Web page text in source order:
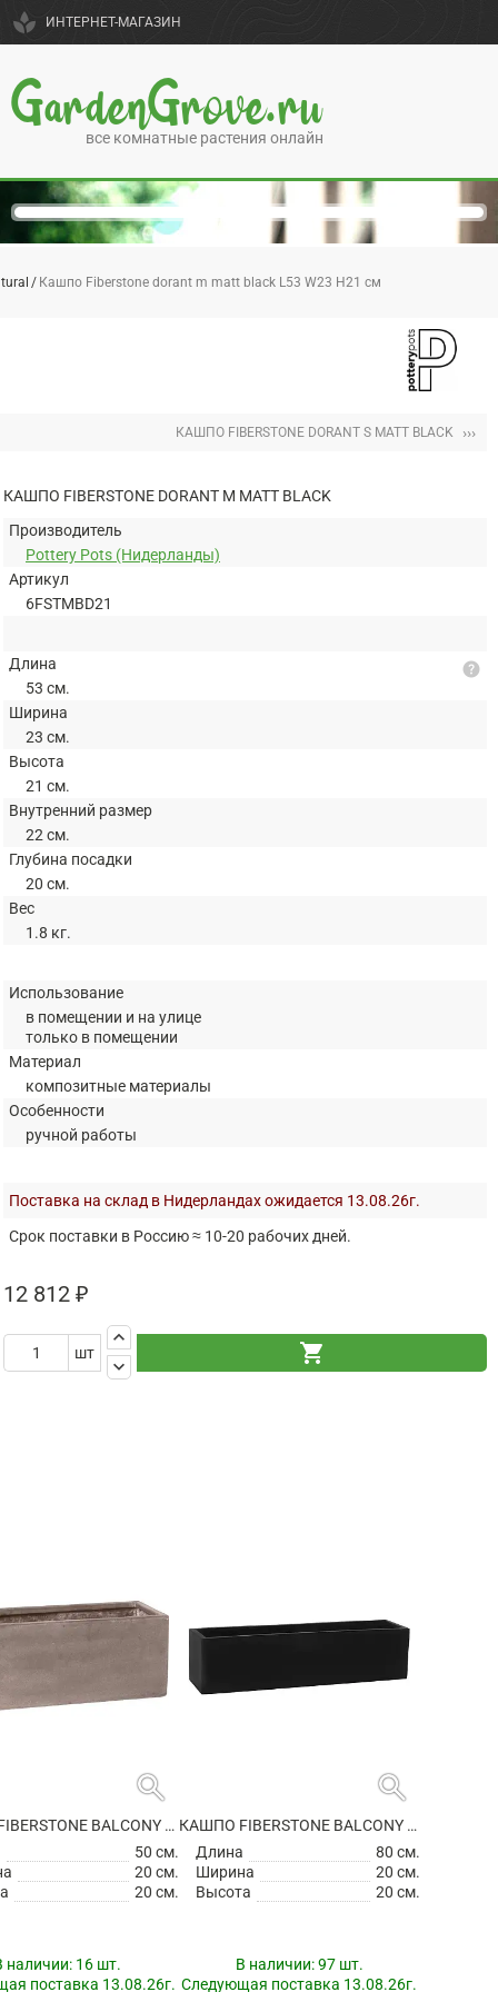
spa ИНТЕРНЕТ-МАГАЗИН
GardenGrove.ru
все комнатные растения онлайн
Кашпо Fiberstone dorant m matt black L53 W23 H21 см
КАШПО FIBERSTONE DORANT S MATT BLACK ›››
КАШПО FIBERSTONE DORANT M MATT BLACK
Производитель
Pottery Pots (Нидерланды)
Артикул
6FSTMBD21
Длина
53 см.
Ширина
23 см.
Высота
21 см.
Внутренний размер
22 см.
Глубина посадки
20 см.
Вес
1.8 кг.
help
Использование
в помещении и на улице
только в помещении
Материал
композитные материалы
Особенности
ручной работы
Поставка на склад в Нидерландах ожидается 13.08.26г.
Срок поставки в Россию ≈ 10-20 рабочих дней.
12 812 ₽
шт
keyboard_arrow_up
keyboard_arrow_down
shopping_cart
search
КАШПО FIBERSTONE BALCONY S, TAUPE
50 см.
20 см.
20 см.
наличии: 16 шт.
поставка 13.08.26г.
search
КАШПО FIBERSTONE BALCONY XL BLACK
Длина
80 см.
Ширина
20 см.
Высота
20 см.
В наличии:97 шт.
Следующая поставка 13.08.26г.